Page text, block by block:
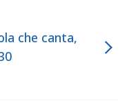
che canta,